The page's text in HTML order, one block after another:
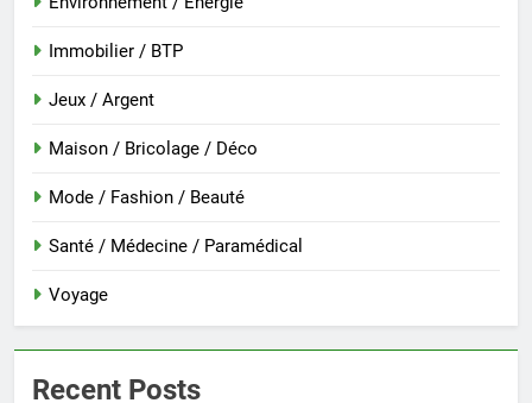
Immobilier / BTP
Jeux / Argent
Maison / Bricolage / Déco
Mode / Fashion / Beauté
Santé / Médecine / Paramédical
Voyage
Recent Posts